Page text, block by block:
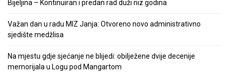
Bijeljina – Kontinuiran i predan rad duži niz godina
Važan dan u radu MIZ Janja: Otvoreno novo administrativno
sjedište medžlisa
Na mjestu gdje sjećanje ne blijedi: obilježene dvije decenije
memorijala u Logu pod Mangartom